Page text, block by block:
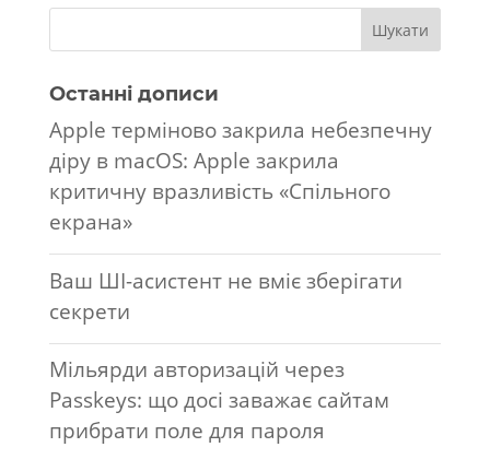
Останні дописи
Apple терміново закрила небезпечну
діру в macOS: Apple закрила
критичну вразливість «Спільного
екрана»
Ваш ШІ-асистент не вміє зберігати
секрети
Мільярди авторизацій через
Passkeys: що досі заважає сайтам
прибрати поле для пароля